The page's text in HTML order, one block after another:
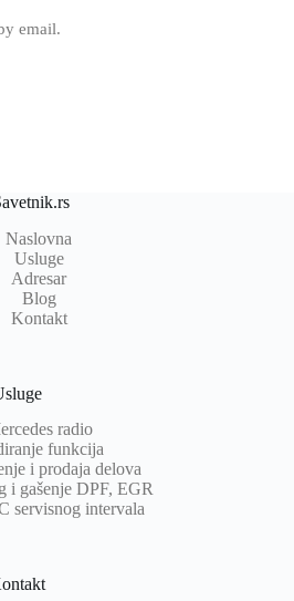
email.
Naslovna
Usluge
Adresar
Blog
Kontakt
radio
funkcija
i prodaja delova
i gašenje DPF, EGR
servisnog intervala